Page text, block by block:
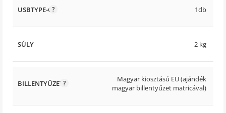
USBTYPE-C 1db
SÚLY 2 kg
BILLENTYŰZET
Magyar kiosztású EU (ajándék
magyar billentyűzet matricával)